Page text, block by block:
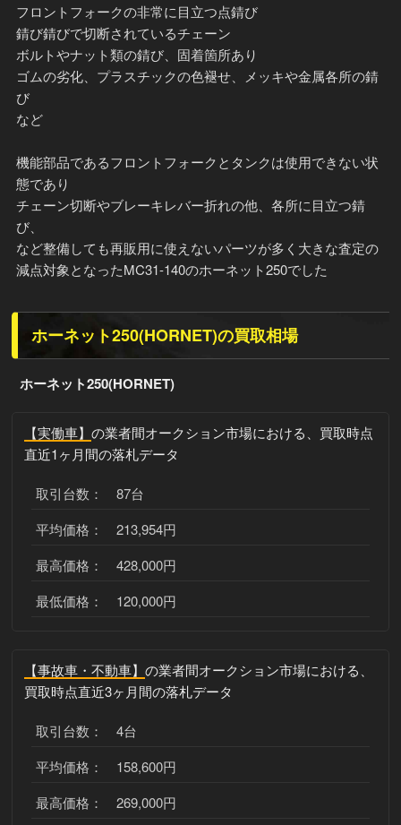
フロントフォークの非常に目立つ点錆び
錆び錆びで切断されているチェーン
ボルトやナット類の錆び、固着箇所あり
ゴムの劣化、プラスチックの色褪せ、メッキや金属各所の錆
び
など
機能部品であるフロントフォークとタンクは使用できない状
態であり
チェーン切断やブレーキレバー折れの他、各所に目立つ錆
び、
など整備しても再販用に使えないパーツが多く大きな査定の
減点対象となったMC31-140のホーネット250でした
ホーネット250(HORNET)の買取相場
ホーネット250(HORNET)
【実働車】 の業者間オークション市場における、買取時点
直近1ヶ月間の落札データ
取引台数： 87台
平均価格： 213,954円
最高価格： 428,000円
最低価格： 120,000円
【事故車・不動車】 の業者間オークション市場における、
買取時点直近3ヶ月間の落札データ
取引台数： 4台
平均価格： 158,600円
最高価格： 269,000円